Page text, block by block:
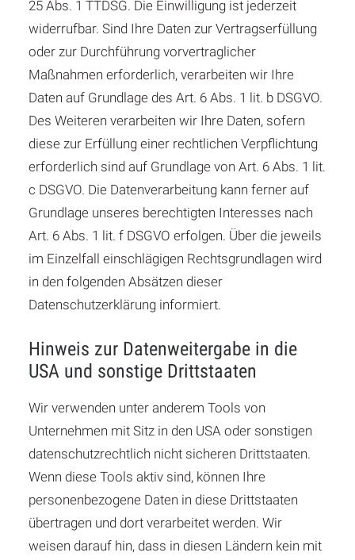
25 Abs. 1 TTDSG. Die Einwilligung ist jederzeit
widerrufbar. Sind Ihre Daten zur Vertragserfüllung
oder zur Durchführung vorvertraglicher
Maßnahmen erforderlich, verarbeiten wir Ihre
Daten auf Grundlage des Art. 6 Abs. 1 lit. b DSGVO.
Des Weiteren verarbeiten wir Ihre Daten, sofern
diese zur Erfüllung einer rechtlichen Verpflichtung
erforderlich sind auf Grundlage von Art. 6 Abs. 1 lit.
c DSGVO. Die Datenverarbeitung kann ferner auf
Grundlage unseres berechtigten Interesses nach
Art. 6 Abs. 1 lit. f DSGVO erfolgen. Über die jeweils
im Einzelfall einschlägigen Rechtsgrundlagen wird
in den folgenden Absätzen dieser
Datenschutzerklärung informiert.
Hinweis zur Datenweitergabe in die
USA und sonstige Drittstaaten
Wir verwenden unter anderem Tools von
Unternehmen mit Sitz in den USA oder sonstigen
datenschutzrechtlich nicht sicheren Drittstaaten.
Wenn diese Tools aktiv sind, können Ihre
personenbezogene Daten in diese Drittstaaten
übertragen und dort verarbeitet werden. Wir
weisen darauf hin, dass in diesen Ländern kein mit